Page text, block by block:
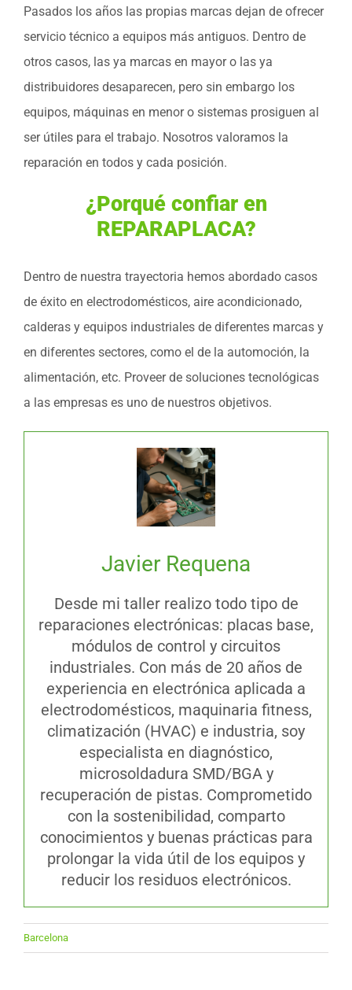
Pasados los años las propias marcas dejan de ofrecer
servicio técnico a equipos más antiguos. Dentro de
otros casos, las ya marcas en mayor o las ya
distribuidores desaparecen, pero sin embargo los
equipos, máquinas en menor o sistemas prosiguen al
ser útiles para el trabajo. Nosotros valoramos la
reparación en todos y cada posición.
¿Porqué confiar en
REPARAPLACA?
Dentro de nuestra trayectoria hemos abordado casos
de éxito en electrodomésticos, aire acondicionado,
calderas y equipos industriales de diferentes marcas y
en diferentes sectores, como el de la automoción, la
alimentación, etc. Proveer de soluciones tecnológicas
a las empresas es uno de nuestros objetivos.
Javier Requena
Desde mi taller realizo todo tipo de
reparaciones electrónicas: placas base,
módulos de control y circuitos
industriales. Con más de 20 años de
experiencia en electrónica aplicada a
electrodomésticos, maquinaria fitness,
climatización (HVAC) e industria, soy
especialista en diagnóstico,
microsoldadura SMD/BGA y
recuperación de pistas. Comprometido
con la sostenibilidad, comparto
conocimientos y buenas prácticas para
prolongar la vida útil de los equipos y
reducir los residuos electrónicos.
Barcelona